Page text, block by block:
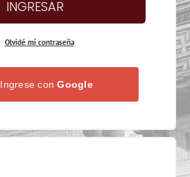
Olvidé mi contraseña
Ingrese conGoogle